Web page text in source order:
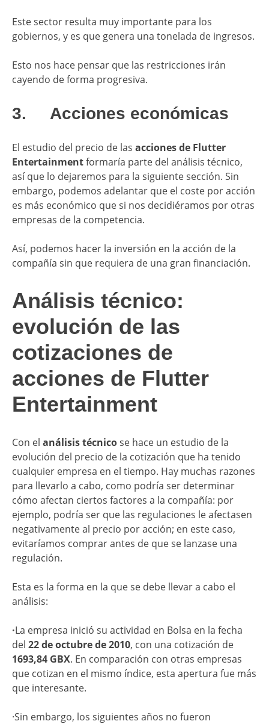
Este sector resulta muy importante para los
gobiernos, y es que genera una tonelada de ingresos.
Esto nos hace pensar que las restricciones irán
cayendo de forma progresiva.
3. Acciones económicas
El estudio del precio de las acciones de Flutter
Entertainmentformaría parte del análisis técnico,
así que lo dejaremos para la siguiente sección. Sin
embargo, podemos adelantar que el coste por acción
es más económico que si nos decidiéramos por otras
empresas de la competencia.
Así, podemos hacer la inversión en la acción de la
compañía sin que requiera de una gran financiación.
Análisis técnico:
evolución de las
cotizaciones de
acciones de Flutter
Entertainment
Con el análisis técnicose hace un estudio de la
evolución del precio de la cotización que ha tenido
cualquier empresa en el tiempo. Hay muchas razones
para llevarlo a cabo, como podría ser determinar
cómo afectan ciertos factores a la compañía: por
ejemplo, podría ser que las regulaciones le afectasen
negativamente al precio por acción; en este caso,
evitaríamos comprar antes de que se lanzase una
regulación.
Esta es la forma en la que se debe llevar a cabo el
análisis:
·La empresa inició su actividad en Bolsa en la fecha
del 22 de octubre de 2010, con una cotización de
1693,84 GBX. En comparación con otras empresas
que cotizan en el mismo índice, esta apertura fue más
que interesante.
·Sin embargo, los siguientes años no fueron